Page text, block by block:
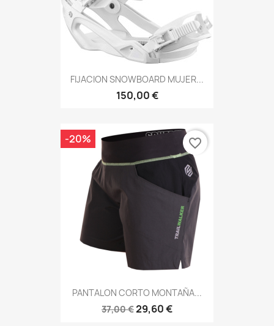
FIJACION SNOWBOARD MUJER...
150,00 €
PANTALON CORTO MONTAÑA...
37,00 €29,60 €
-20% favorite_border